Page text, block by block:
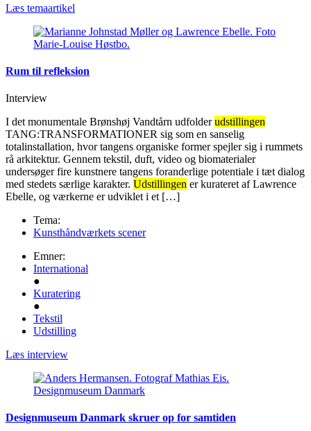
Læs temaartikel
Rum til refleksion
Interview
I det monumentale Brønshøj Vandtårn udfolderudstillingen
TANG:TRANSFORMATIONER sig som en sanselig
totalinstallation, hvor tangens organiske former spejler sig i rummets
rå arkitektur. Gennem tekstil, duft, video og biomaterialer
undersøger fire kunstnere tangens foranderlige potentiale i tæt dialog
med stedets særlige karakter. Udstillingen er kurateret af Lawrence
Ebelle, og værkerne er udviklet i et […]
Tema:
Kunsthåndværkets scener
Emner:
International
●
Kuratering
●
Tekstil
Udstilling
Læs interview
Designmuseum Danmark skruer op for samtiden